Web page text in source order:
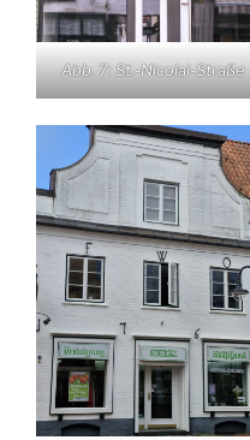
Abb. 7: St.-Nicolai-Straße